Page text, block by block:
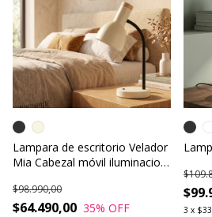
Lampara de escritorio Velador
Mia Cabezal móvil iluminacion
$64.490,00
$98.990,00
35% OFF 3 x